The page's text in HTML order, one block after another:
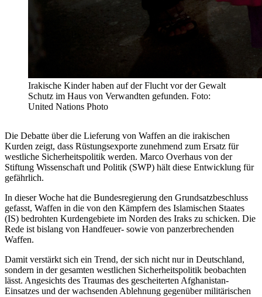
Irakische Kinder haben auf der Flucht vor der Gewalt
Schutz im Haus von Verwandten gefunden. Foto:
United Nations Photo
Die Debatte über die Lieferung von Waffen an die irakischen
Kurden zeigt, dass Rüstungsexporte zunehmend zum Ersatz für
westliche Sicherheitspolitik werden. Marco Overhaus von der
Stiftung Wissenschaft und Politik (SWP) hält diese Entwicklung für
gefährlich.
In dieser Woche hat die Bundesregierung den Grundsatzbeschluss
gefasst, Waffen in die von den Kämpfern des Islamischen Staates
(IS) bedrohten Kurdengebiete im Norden des Iraks zu schicken. Die
Rede ist bislang von Handfeuer- sowie von panzerbrechenden
Waffen.
Damit verstärkt sich ein Trend, der sich nicht nur in Deutschland,
sondern in der gesamten westlichen Sicherheitspolitik beobachten
lässt. Angesichts des Traumas des gescheiterten Afghanistan-
Einsatzes und der wachsenden Ablehnung gegenüber militärischen